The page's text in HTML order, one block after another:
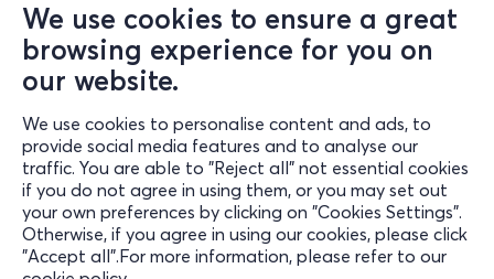
We use cookies to ensure a great
browsing experience for you on
our website.
We use cookies to personalise content and ads, to
provide social media features and to analyse our
traffic. You are able to "Reject all" not essential cookies
if you do not agree in using them, or you may set out
your own preferences by clicking on "Cookies Settings".
Otherwise, if you agree in using our cookies, please click
"Accept all".For more information, please refer to our
16:00
Grigori Afxentiou 9 1096, Nicosia 1096, Cyprus
THOC - Nea Skini - Nicosia, Cyprus
15€